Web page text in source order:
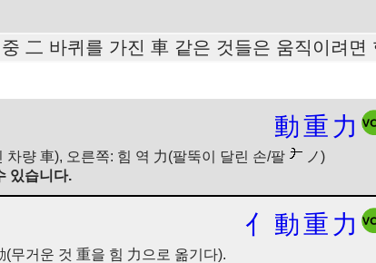
二 바퀴를 가진 車 같은 것들은 움직이려면
動重 力
량 車), 오른쪽: 힘 역 力(팔뚝이 달린 손/팔
ノ)
있습니다.
亻 動重 力
무거운 것 重을 힘 力으로 옮기다).